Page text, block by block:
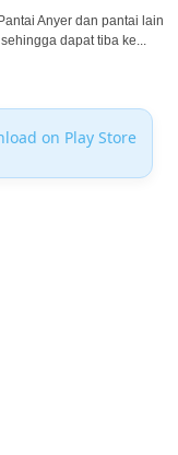
Anyer dan pantai lain
dapat tiba ke...